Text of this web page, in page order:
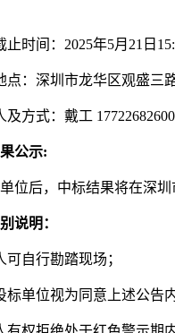
止时间：2025年5月21日
点：深圳市龙华区观盛三
方式：戴工 17722682600
公示:
位后，中标结果将在深
说明：
可自行勘踏现场；
标单位视为同意上述公告